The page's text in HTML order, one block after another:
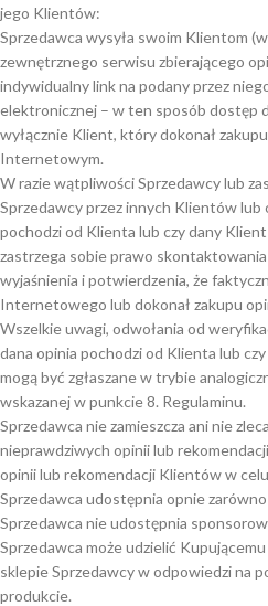
jego Klientów:
Sprzedawca wysyła swoim Klientom
zewnętrznego serwisu zbierającego
indywidualny link na podany przez
elektronicznej – w ten sposób dostęp
wyłącznie Klient, który dokonał
Internetowym.
W razie wątpliwości Sprzedawcy lub
Sprzedawcy przez innych Klientów lub
pochodzi od Klienta lub czy dany
zastrzega sobie prawo
wyjaśnienia i potwierdzenia, że
Internetowego lub dokonał zakupu
Wszelkie uwagi, odwołania od
dana opinia pochodzi od Klienta lub
mogą być zgłaszane w trybie
wskazanej w punkcie 8. Regulaminu.
Sprzedawca nie zamieszcza ani nie
nieprawdziwych opinii lub
opinii lub rekomendacji Klientów w
Sprzedawca udostępnia opnie
Sprzedawca nie udostępnia
Sprzedawca może udzielić
sklepie Sprzedawcy w odpowiedzi na
produkcie.